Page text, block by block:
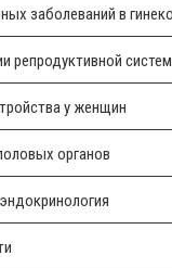
заболеваний в
репродуктивной
у женщин
органов